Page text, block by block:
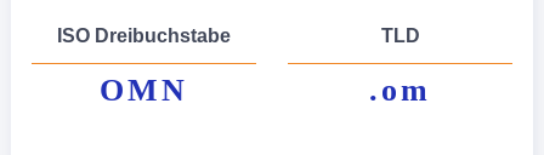
ISO Dreibuchstabe
OMN
TLD
.om